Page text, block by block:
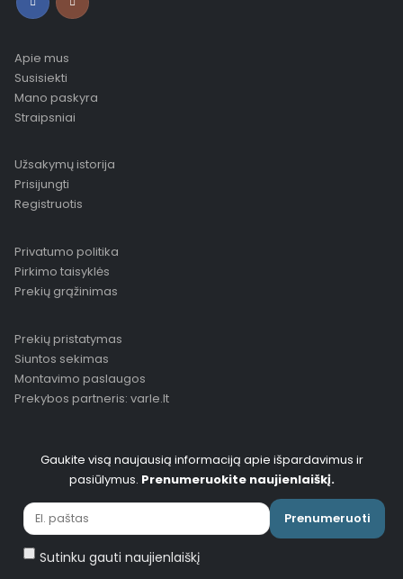
Apie mus
Susisiekti
Mano paskyra
Straipsniai
Užsakymų istorija
Prisijungti
Registruotis
Privatumo politika
Pirkimo taisyklės
Prekių grąžinimas
Prekių pristatymas
Siuntos sekimas
Montavimo paslaugos
Prekybos partneris: varle.lt
Gaukite visą naujausią informaciją apie išpardavimus ir
pasiūlymus. Prenumeruokite naujienlaiškį.
Prenumeruoti
Sutinku gauti naujienlaiškį